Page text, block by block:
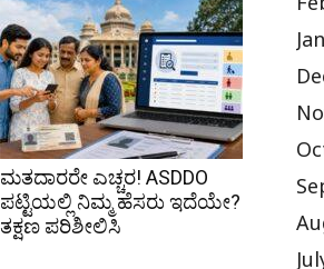
ಮತದಾರರೇ ಎಚ್ಚರ! ASDDO
ಪಟ್ಟಿಯಲ್ಲಿ ನಿಮ್ಮ ಹೆಸರು ಇದೆಯೇ?
ತಕ್ಷಣ ಪರಿಶೀಲಿಸಿ